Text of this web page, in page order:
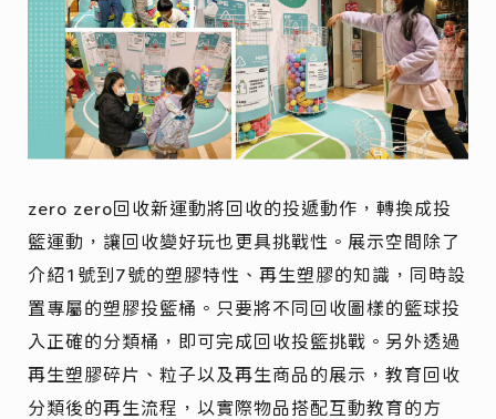
zero zero回收新運動將回收的投遞動作，轉換成投
籃運動，讓回收變好玩也更具挑戰性。展示空間除了
介紹1號到7號的塑膠特性、再生塑膠的知識，同時設
置專屬的塑膠投籃桶。只要將不同回收圖樣的籃球投
入正確的分類桶，即可完成回收投籃挑戰。另外透過
再生塑膠碎片、粒子以及再生商品的展示，教育回收
分類後的再生流程，以實際物品搭配互動教育的方